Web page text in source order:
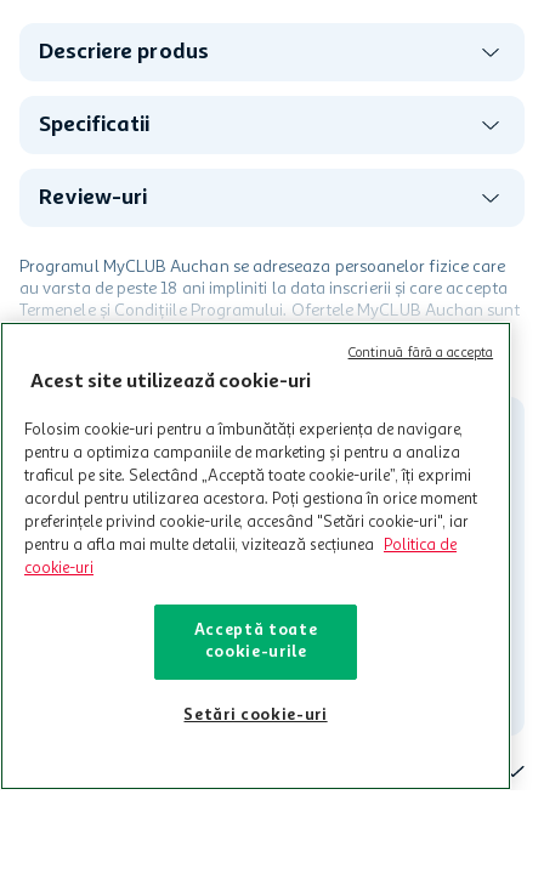
Descriere produs
Specificatii
Review-uri
Programul MyCLUB Auchan se adreseaza persoanelor fizice care
au varsta de peste 18 ani impliniti la data inscrierii și care accepta
Termenele și Condițiile Programului. Ofertele MyCLUB Auchan sunt
limita a 12 unitati / card client o singura data in perioada promotiei.
Cardul poate fi utilizat doar in legatura cu magazinele Auchan
nu poate fi utilizat in legatura cu alti comercianți sau pentru alte
activitati in afara celor mentionate in Termene si Conditii. Auchan
nu raspunde pentru imposibilitatea utilizarii Cardului in perioada in
care aceste este suspendat sau in perioada in care sunt efectuate
intretineri sau reparatii tehnice la sistemul de utilizarea al Cardului.
CITESTE MAI MULT
Contacteaza-ne!
021-9141 contact@auchan.ro
Contact
Acest site utilizează cookie-uri
Folosim cookie-uri pentru a îmbunătăți experiența de navigare,
pentru a optimiza campaniile de marketing și pentru a analiza
traficul pe site. Selectând „Acceptă toate cookie-urile”, îți exprimi
acordul pentru utilizarea acestora. Poți gestiona în orice moment
preferințele privind cookie-urile, accesând "Setări cookie-uri", iar
pentru a afla mai multe detalii, vizitează secțiunea
Politica de
cookie-uri
Acceptă toate
cookie-urile
Setări cookie-uri
Continuă fără a accepta